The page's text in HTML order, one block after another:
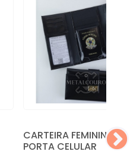
CARTEIRA FEMININA
PORTA CELULAR